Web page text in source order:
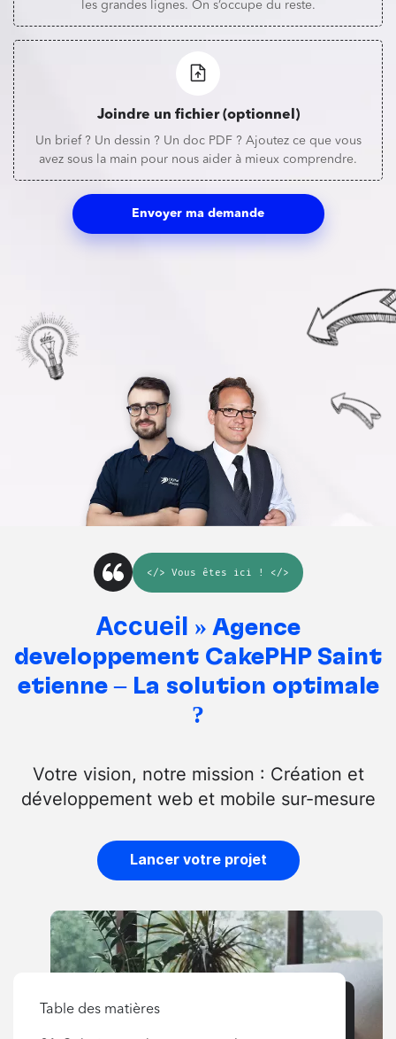
les grandes lignes. On s’occupe du reste.
Joindre un fichier (optionnel)
Un brief ? Un dessin ? Un doc PDF ? Ajoutez ce que vous
avez sous la main pour nous aider à mieux comprendre.
Envoyer ma demande
</> Vous êtes ici ! </>
Accueil » Agence
développement CakePHP Saint
etienne – La solution optimale
?
Votre vision, notre mission : Création et
développement web et mobile sur-mesure
Lancer votre projet
Table des matières